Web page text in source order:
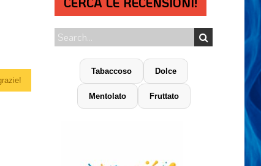
Tabaccoso Dolce
Mentolato Fruttato